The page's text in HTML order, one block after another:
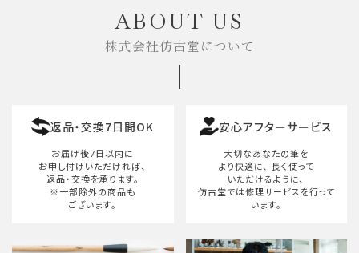
ABOUT US
株式会社仿古堂について
返品・交換7日間OK
お届け後7日以内に
お申し付けいただければ、
返品・交換を承ります。
※一部除外の商品も
ございます。
安心アフターサービス
大切なあなたの筆を
より快適に、 長く使って
いただけるように、
仿古堂では修理サービスを行って
います。